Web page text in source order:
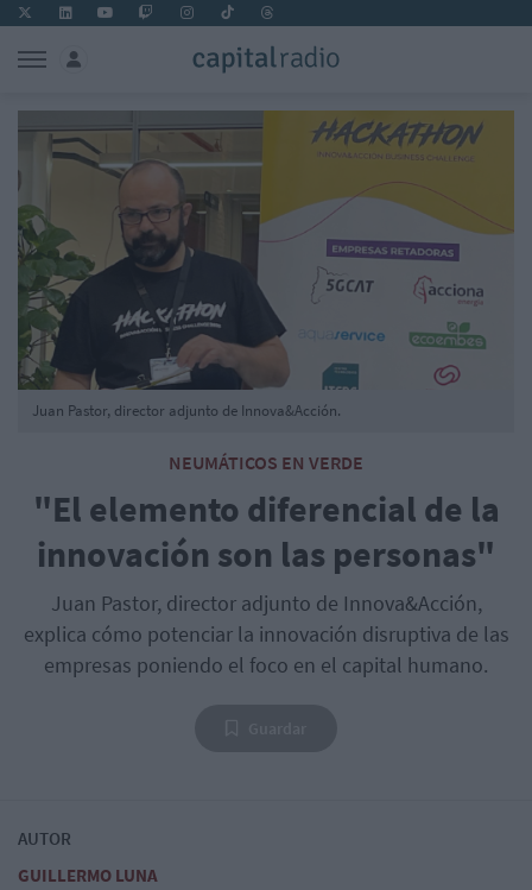
NEUMÁTICOS EN VERDE
"El elemento diferencial de la
innovación son las personas"
Juan Pastor, director adjunto de Innova&Acción,
explica cómo potenciar la innovación disruptiva de las
empresas poniendo el foco en el capital humano.
Juan Pastor, director adjunto de Innova&Acción.
AUTOR
GUILLERMO LUNA